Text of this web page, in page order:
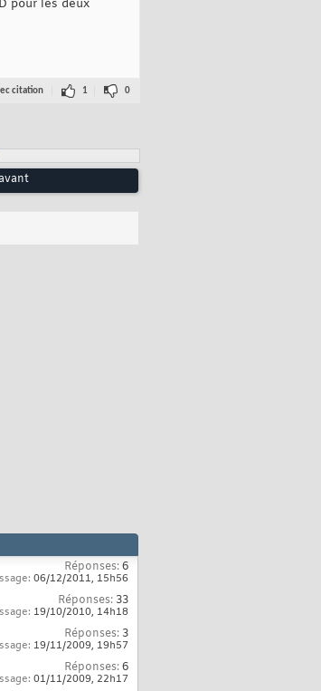
pour les deux
citation 1 0
Réponses:6
06/12/2011, 15h56
Réponses: 33
19/10/2010, 14h18
Réponses: 3
19/11/2009, 19h57
Réponses:6
01/11/2009, 22h17